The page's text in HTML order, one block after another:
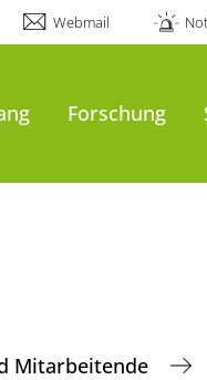
Webmail
Forschung
Mitarbeitende